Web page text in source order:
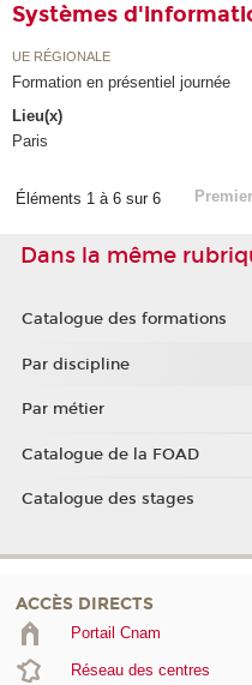
Systèmes
UE RÉGIONALE
Formation en présentiel journée
Lieu(x)
Paris
Éléments 1 à 6 sur 6 Premier
Dans la même
Catalogue des formations
Par discipline
Par métier
Catalogue de la FOAD
Catalogue des stages
ACCÈS DIRECTS
Portail Cnam
Réseau des centres